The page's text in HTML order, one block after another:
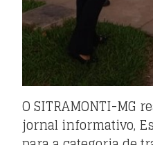
O SITRAMONTI-MG
jornal informativo,